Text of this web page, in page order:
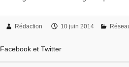
Rédaction 10 juin 2014
Facebook et Twitter